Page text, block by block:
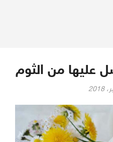
عليها من الثوم